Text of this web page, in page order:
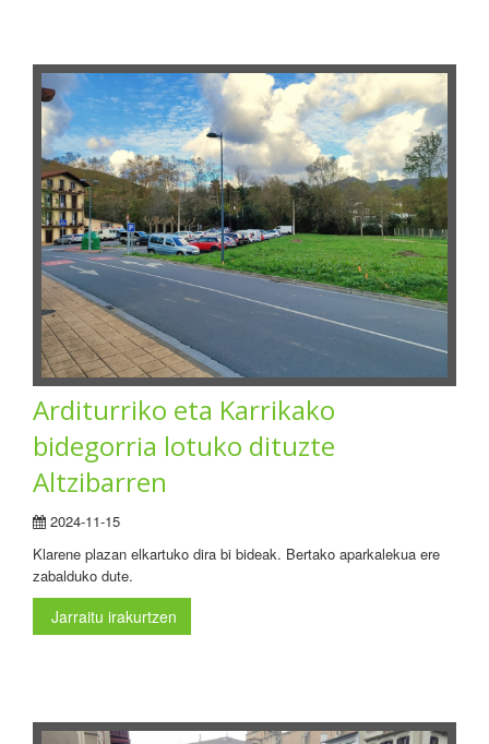
Arditurriko eta Karrikako
bidegorria lotuko dituzte
Altzibarren
2024-11-15
Klarene plazan elkartuko dira bi bideak. Bertako aparkalekua ere
zabalduko dute.
Jarraitu irakurtzen